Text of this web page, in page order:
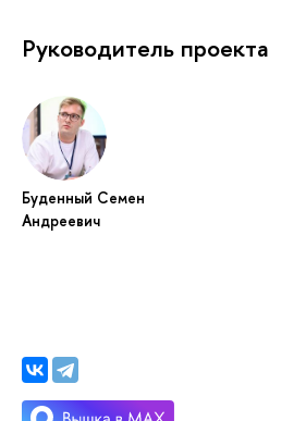
Руководитель проекта
Буденный Семен
Андреевич